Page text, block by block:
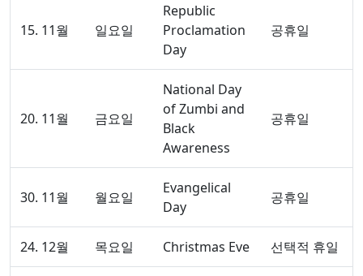
15. 11월 일요일
Republic
Proclamation
Day
공휴일
20. 11월 금요일
National Day
of Zumbi and
Black
Awareness
공휴일
30. 11월 월요일
Evangelical
Day
공휴일
24. 12월 목요일 Christmas Eve 선택적 휴일